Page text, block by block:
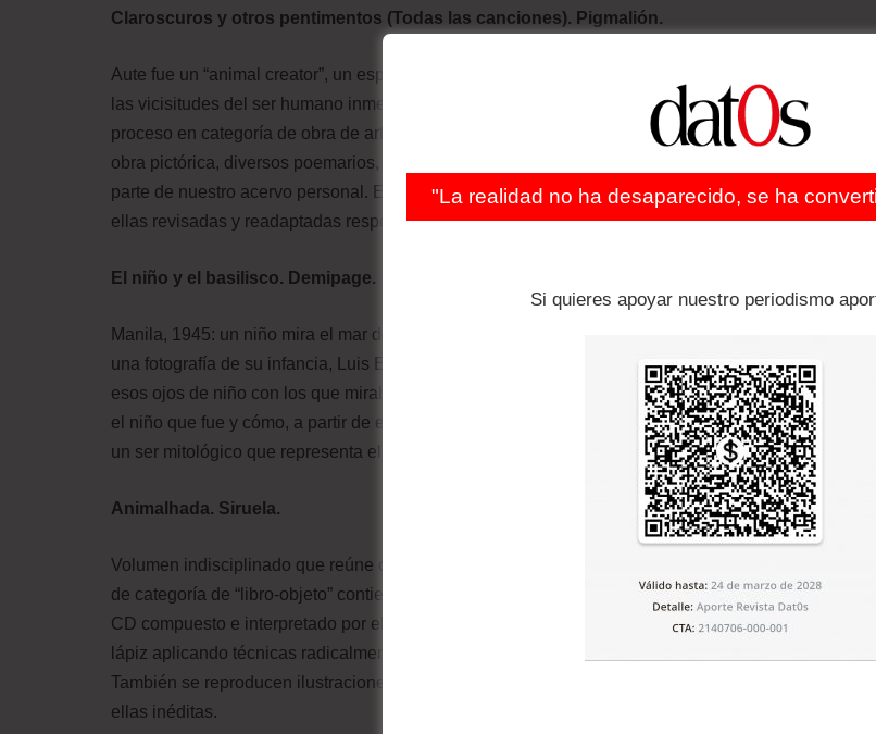
Claroscuros y otros pentimentos (Todas las canciones). Pigmalión.
Aute fue un “animal creator”, un espíritu creador total, un renacentista del siglo XXI que reflexiona
las vicisitudes del ser humano inmerso en su cotidiana y contradictoria realidad, hasta convertir ese
proceso en categoría de obra de arte. Además, es un trabajador infatigable que aúna una
obra pictórica, diversos poemarios, varias películas y, sobre todo, cientos de canciones que ya
parte de nuestro acervo personal. En este libro se reúnen todas las letras de sus canciones,
ellas revisadas y readaptadas respetando siempre el “espíritu de la letra” de sus versiones
El niño y el basilisco. Demipage.
Manila, 1945: un niño mira el mar desde el malecón, dando la espalda a una ciudad destruida. A
una fotografía de su infancia, Luis Eduardo Aute echa la vista atrás para descubrir qué queda en él
esos ojos de niño con los que miraba el mar. Con la batalla de Manila como escenario, el autor
el niño que fue y cómo, a partir de esa trágica experiencia, le comenzó a acechar la figura del
un ser mitológico que representa el mundo adulto, la degradación y la muerte.
Animalhada. Siruela.
Volumen indisciplinado que reúne otros volúmenes: animaLuno, animaLdos y animaL3D. Ubicable
de categoría de “libro-objeto” contiene textos breves, juegos de palabras que Aute llama
CD compuesto e interpretado por el autor; un DVD con unas animaciones que realizó sobre dibujos
lápiz aplicando técnicas radicalmente artesanales, y unas gafas para ver en 3D otra serie de
También se reproducen ilustraciones diversas (boligrafías, aguafuertes, estereografías, etc.),
ellas inéditas.
"La realidad no ha desaparecido, se ha
Si quieres apoyar nuestro periodismo